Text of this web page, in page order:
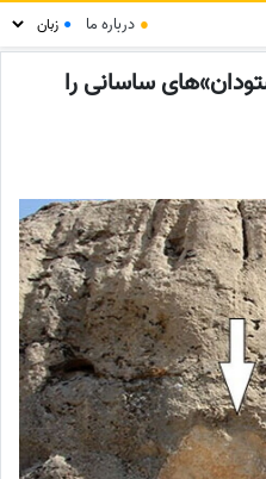
● درباره ما ●
ساسانی را